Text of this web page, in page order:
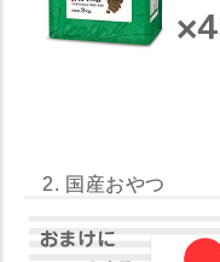
2. 国産おやつ